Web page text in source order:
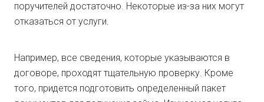
поручителей достаточно. Некоторые из-за них могут
отказаться от услуги.
Например, все сведения, которые указываются в
договоре, проходят тщательную проверку. Кроме
того, придется подготовить определенный пакет